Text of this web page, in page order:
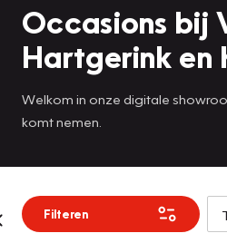
Occasions bij
Hartgerink en
Welkom in onze digitale
komt nemen.
Filteren